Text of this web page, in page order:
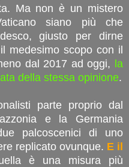
Ma non è un mistero
siano più che
giusto per dirne
medesimo scopo con il
dal 2017 ad oggi, la
della stessa opinione.
parte proprio dal
e la Germania
palcoscenici di uno
replicato ovunque. E il
è una misura più